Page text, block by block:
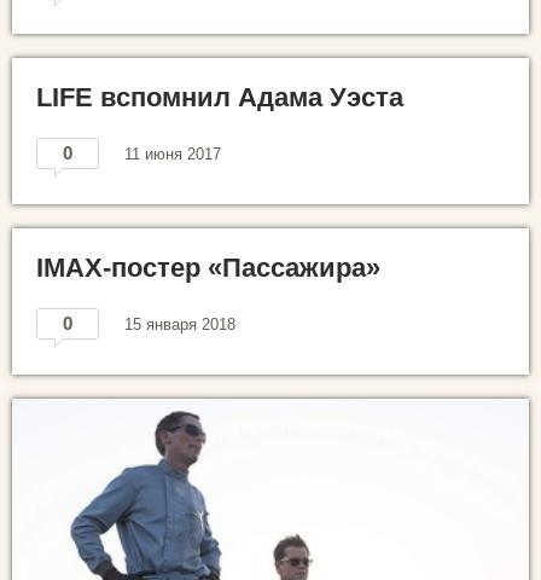
LIFE вспомнил Адама Уэста
0 11 июня 2017
IMAX-постер «Пассажира»
0 15 января 2018